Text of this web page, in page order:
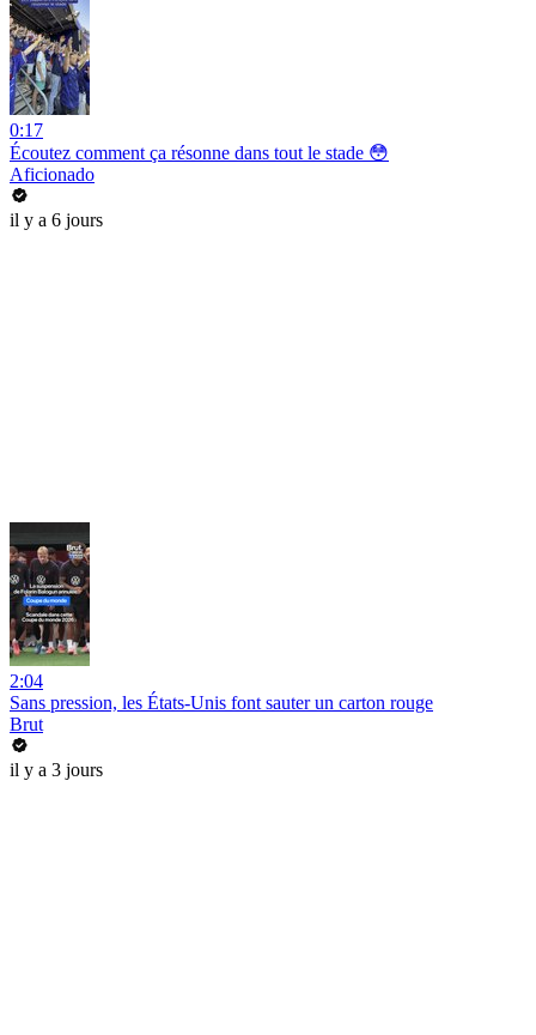
0:17
Écoutez comment ça résonne dans tout le stade 😳
Aficionado
il y a 6 jours
2:04
Sans pression, les États-Unis font sauter un carton rouge
Brut
il y a 3 jours